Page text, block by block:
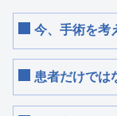
今、手術を考
患者だけでは